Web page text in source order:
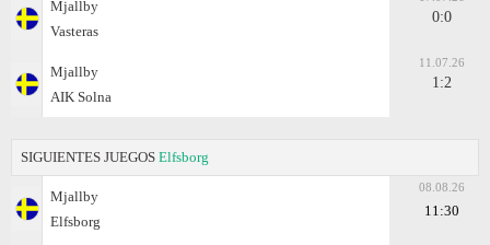
Mjallby
Vasteras
0:0
Mjallby
AIK Solna
11.07.26
1:2
SIGUIENTES JUEGOS Elfsborg
Mjallby
Elfsborg
08.08.26
11:30